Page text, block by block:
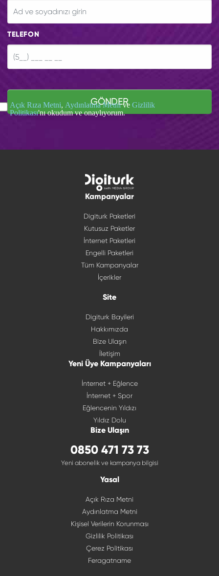
TELEFON
GÖNDER
Açık Rıza Metni, Aydınlatma Metnive Gizlilik
Politikası'nı okudum ve onaylıyorum.
Kampanyalar
Digiturk Paketleri
Kutusuz Paketler
İnternet Paketleri
Engelli Paketleri
Tüm Kampanyalar
İçerikler
Site
Digiturk Bayileri
Hakkımızda
Bize Ulaşın
İletişim
Yeni Üye Kampanyaları
İnternet + Eğlence
İnternet + Spor
Eğlencenin Yıldızı
Yıldız Dolu
Bize Ulaşın
0850 471 73 73
Yeni abonelik ve kampanya bilgisi
Yasal
Açık Rıza Metni
Aydınlatma Metni
Kişisel Verilerin Korunması
Gizlilik Politikası
Çerez Politikası
Feragatname